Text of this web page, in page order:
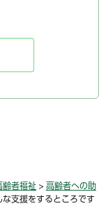
齢者福祉 > 高齢者への助
支援をするところです